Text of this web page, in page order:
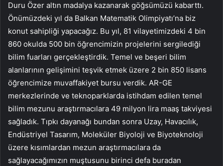
Duru Özer altın madalya kazanarak göğsümüzü kabarttı.
Önümüzdeki yıl da Balkan Matematik Olimpiyatı’na biz
konut sahipliği yapacağız. Bu yıl, 81 vilayetimizdeki 4 bin
860 okulda 500 bin öğrencimizin projelerini sergilediği
bilim fuarları gerçekleştirdik. Temel ve beşeri bilim
alanlarının gelişimini teşvik etmek üzere 2 bin 850 lisans
öğrencimize muvaffakiyet bursu verdik. AR-GE
merkezlerinde ve teknoparklarda istihdam edilen temel
bilim mezunu araştırmacılara 49 milyon lira maaş takviyesi
sağladık. Tıpkı dayanağı bundan sonra Uzay, Havacılık,
Endüstriyel Tasarım, Moleküler Biyoloji ve Biyoteknoloji
üzere kısımlardan mezun araştırmacılara da
sağlayacağımızın muştusunu birinci defa buradan